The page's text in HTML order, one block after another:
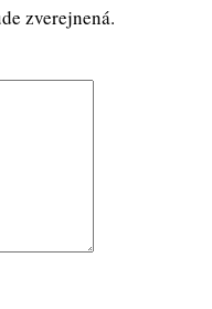
zverejnená.